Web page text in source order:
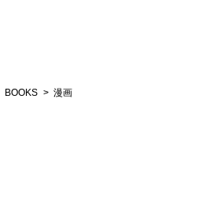
BOOKS 漫画